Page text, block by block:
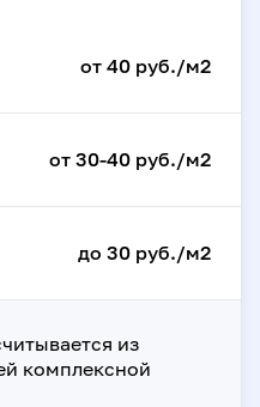
от 40 руб./м2
от 30-40 руб./м2
до 30 руб./м2
из
комплексной